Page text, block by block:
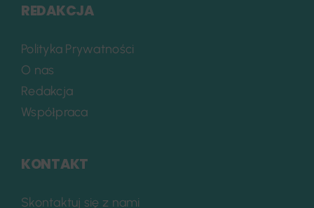
REDAKCJA
Polityka Prywatności
O nas
Redakcja
Współpraca
KONTAKT
Skontaktuj się z nami